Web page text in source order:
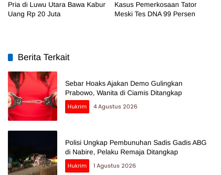
Pria di Luwu Utara Bawa Kabur
Uang Rp 20 Juta
Kasus Pemerkosaan Tator
Meski Tes DNA 99 Persen
Berita Terkait
Sebar Hoaks Ajakan Demo Gulingkan
Prabowo, Wanita di Ciamis Ditangkap
Hukrim
4 Agustus 2026
Polisi Ungkap Pembunuhan Sadis Gadis ABG
di Nabire, Pelaku Remaja Ditangkap
Hukrim
1 Agustus 2026